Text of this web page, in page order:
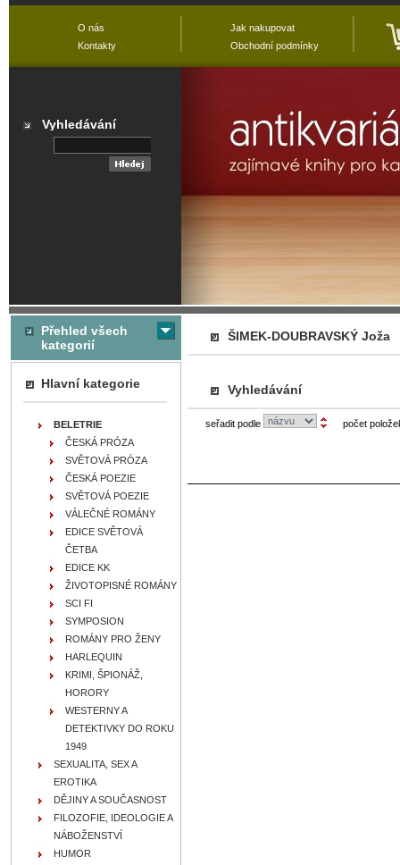
ŠIMEK-DOUBRAVSKÝ Joža
Vyhledávání
seřadit podle počet
Přehled všech
kategorií
Hlavní kategorie
BELETRIE
ČESKÁ PRÓZA
SVĚTOVÁ PRÓZA
ČESKÁ POEZIE
SVĚTOVÁ POEZIE
VÁLEČNÉ ROMÁNY
EDICE SVĚTOVÁ
ČETBA
EDICE KK
ŽIVOTOPISNÉ ROMÁNY
SCI FI
SYMPOSION
ROMÁNY PRO ŽENY
HARLEQUIN
KRIMI, ŠPIONÁŽ,
HORORY
WESTERNY A
DETEKTIVKY DO ROKU
1949
SEXUALITA, SEX A
EROTIKA
DĚJINY A SOUČASNOST
FILOZOFIE, IDEOLOGIE A
NÁBOŽENSTVÍ
HUMOR
O nás
Kontakty
Jak nakupovat
Obchodní podmínky
Vyhledávání